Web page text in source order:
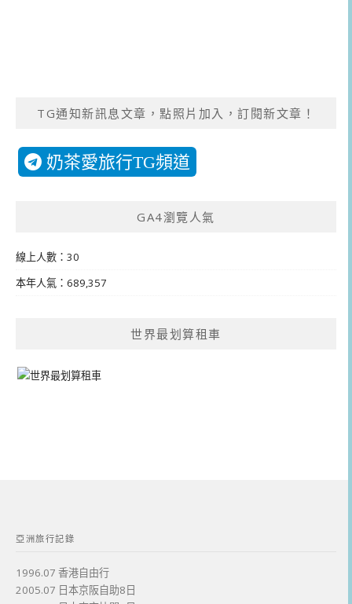
TG通知新訊息文章，點照片加入，訂閱新文章！
奶茶愛旅行TG頻道
GA4瀏覽人氣
線上人數：30
本年人氣：689,357
世界最划算租車
亞洲旅行記錄
1996.07 香港自由行
2005.07 日本京阪自助8日